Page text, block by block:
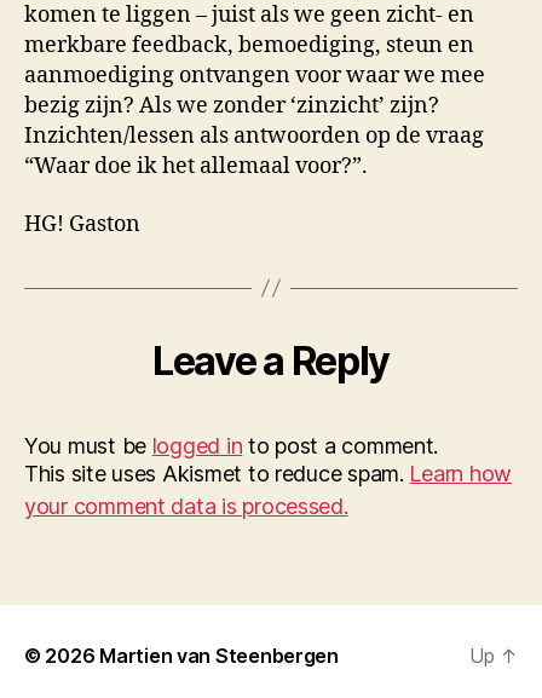
komen te liggen – juist als we geen zicht- en
merkbare feedback, bemoediging, steun en
aanmoediging ontvangen voor waar we mee
bezig zijn? Als we zonder ‘zinzicht’ zijn?
Inzichten/lessen als antwoorden op de vraag
“Waar doe ik het allemaal voor?”.
HG! Gaston
Leave a Reply
You must be logged in to post a comment.
This site uses Akismet to reduce spam. Learn how
your comment data is processed.
© 2026 Martien van Steenbergen Up ↑